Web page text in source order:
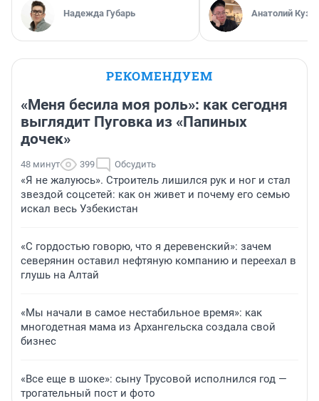
Надежда Губарь Анатолий
РЕКОМЕНДУЕМ
«Меня бесила моя роль»: как сегодня
выглядит Пуговка из «Папиных
дочек»
48 минут 399 Обсудить
«Я не жалуюсь». Строитель лишился рук и ног и стал
звездой соцсетей: как он живет и почему его семью
искал весь Узбекистан
«С гордостью говорю, что я деревенский»: зачем
северянин оставил нефтяную компанию и переехал в
глушь на Алтай
«Мы начали в самое нестабильное время»: как
многодетная мама из Архангельска создала свой
бизнес
«Все еще в шоке»: сыну Трусовой исполнился год —
трогательный пост и фото